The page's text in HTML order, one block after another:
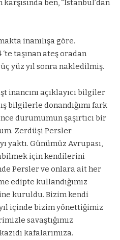
ben, “İstanbul’dan
inanılışa göre.
taşınan ateş oradan
yüz yıl sonra nakledilmiş.
inancını açıklayıcı bilgiler
bilgilerle donandığımı fark
durumumun şaşırtıcı bir
Zerdüşi Persler
yaktı. Günümüz Avrupası,
için kendilerini
Persler ve onlara ait her
edipte kullandığımız
kuruldu. Bizim kendi
içinde bizim yönettiğimiz
savaştığımız
kafalarımıza.